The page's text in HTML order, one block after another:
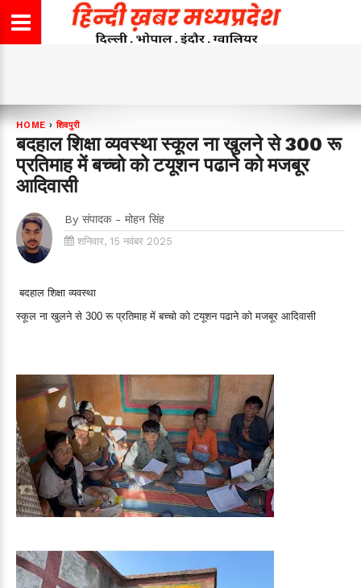
HOME ›शिवपुरी
बदहाल शिक्षा व्यवस्था स्कूल ना खुलने से 300 रू
प्रतिमाह में बच्चो को टयूशन पढाने को मजबूर
आदिवासी
By संपादक - मोहन सिंह
शनिवार, 15 नवंबर 2025
बदहाल शिक्षा व्यवस्था
स्कूल ना खुलने से 300 रू प्रतिमाह में बच्चो को टयूशन पढाने को मजबूर आदिवासी